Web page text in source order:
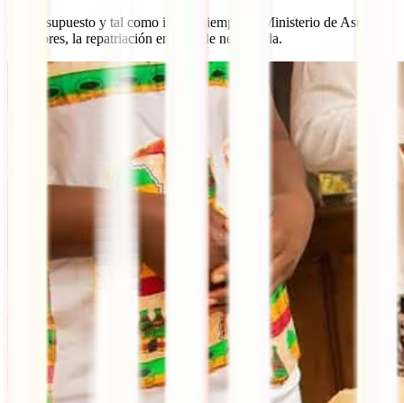
Y, por supuesto y tal como insiste siempre el Ministerio de Asuntos
Exteriores, la repatriación en caso de necesitarla.